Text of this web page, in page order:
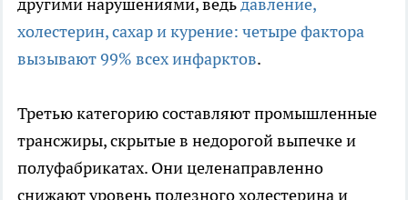
другими нарушениями, ведьдавление,
холестерин, сахар и курение: четыре фактора
вызывают 99% всех инфарктов.
Третью категорию составляют промышленные
трансжиры, скрытые в недорогой выпечке и
полуфабрикатах. Они целенаправленно
снижают уровень полезного холестерина и